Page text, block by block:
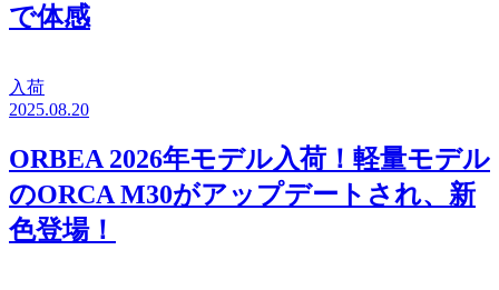
で体感
入荷
2025.08.20
ORBEA 2026年モデル入荷！軽量モデル
のORCA M30がアップデートされ、新
色登場！